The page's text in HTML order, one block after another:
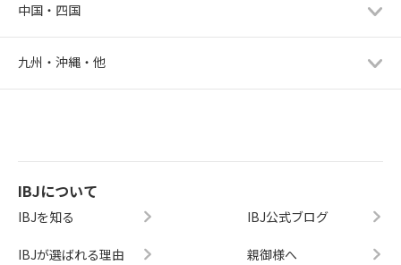
PRIME MATE　孫美聡
026 東京都
027 東京都
028 愛知県
中国・四国
九州・沖縄・他
IBJについて
IBJを知る
IBJが選ばれる理由
IBJ公式ブログ
親御様へ